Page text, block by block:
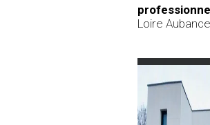
Loire Aubance